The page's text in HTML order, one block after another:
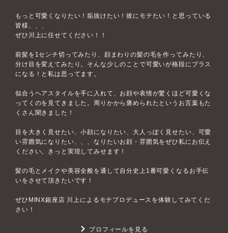
もっと可愛くなりたい！垢抜けたい！彼にモテたい！と思っている
皆様、、、
ぜひ川上に任せてください！！
前髪を1センチ切ってみたり、顔まわりの髪の毛を作ってみたり、
分け目を変えてみたり。そんな少しのことで可愛いが格段にプラス
になる！と私は思ってます。
似合うヘアスタイルを手に入れて、お顔や表情が驚くほど可愛くな
ってくのを見てきました。周りかから褒められたというお言葉もた
くさん聞きました！
目を大きく見せたい、小顔になりたい、大人っぽく見せたい、可愛
い雰囲気になりたい、、、なりたいお顔・雰囲気をぜひ私にお伝え
ください。きっと実現してみせます！
髪の毛とメイクや美容全般を通して自分史上1番可愛くなるお手伝
いをさせて頂きたいです！
ぜひMINX銀座店 川上によるモテプロデュースを体験してみてくだ
さい！
プロフィールを見る